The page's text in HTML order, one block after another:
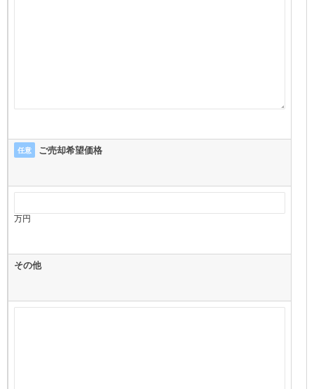
任意 ご売却希望価格
万円
その他